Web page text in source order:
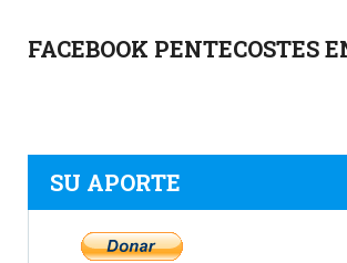
FACEBOOK PENTECOSTES
SU APORTE